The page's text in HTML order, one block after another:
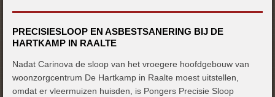
PRECISIESLOOP EN ASBESTSANERING BIJ DE
HARTKAMP IN RAALTE
Nadat Carinova de sloop van het vroegere hoofdgebouw van
woonzorgcentrum De Hartkamp in Raalte moest uitstellen,
omdat er vleermuizen huisden, is Pongers Precisie Sloop